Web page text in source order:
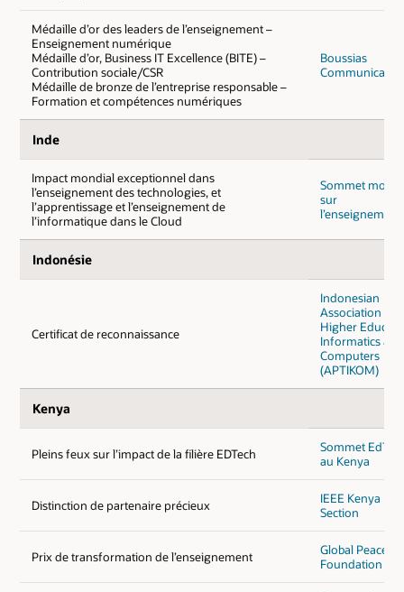
Médaille d’or des leaders de l’enseignement –
Enseignement numérique
Médaille d’or, Business IT Excellence (BITE) –
Contribution sociale/CSR
Médaille de bronze de l’entreprise responsable –
Formation et compétences numériques
Boussias
Inde
Impact mondial exceptionnel dans
l’enseignement des technologies, et
l’apprentissage et l’enseignement de
l’informatique dans le Cloud
Sommet
sur
l’enseignement
Indonésie
Certificat de reconnaissance
Indonesian
Association of
Higher
Informatics and
Computers
(APTIKOM)
Kenya
Pleins feux sur l’impact de la filière EDTech
Sommet
au Kenya
Distinction de partenaire précieux
IEEE Kenya
Section
Prix de transformation de l’enseignement
Global Peace
Foundation